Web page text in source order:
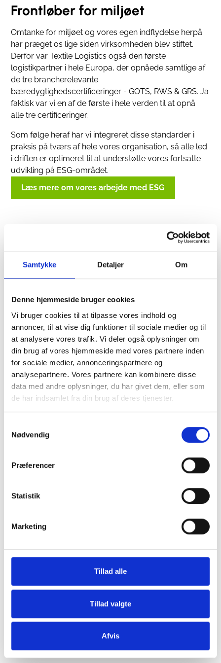
Samtykke Detaljer Om
Denne hjemmeside bruger cookies
Vi bruger cookies til at tilpasse vores indhold og
annoncer, til at vise dig funktioner til sociale medier og til
at analysere vores trafik. Vi deler også oplysninger om
din brug af vores hjemmeside med vores partnere inden
for sociale medier, annonceringspartnere og
analysepartnere. Vores partnere kan kombinere disse
data med andre oplysninger, du har givet dem, eller som
de har indsamlet fra din brug af deres tjenester.
Nødvendig
Præferencer
Statistik
Marketing
Tillad alle
Tillad valgte
Afvis
Frontløber for miljøet
Omtanke for miljøet og vores egen indflydelse herpå
har præget os lige siden virksomheden blev stiftet.
Derfor var Textile Logistics også den første
logistikpartner i hele Europa, der opnåede samtlige af
de tre brancherelevante
bæredygtighedscertificeringer - GOTS, RWS & GRS. Ja
faktisk var vi en af de første i hele verden til at opnå
alle tre certificeringer.
Som følge heraf har vi integreret disse standarder i
praksis på tværs af hele vores organisation, så alle led
i driften er optimeret til at understøtte vores fortsatte
udvikling på ESG-området.
Læs mere om vores arbejde med ESG
Certified by CONTROL UNION
License No. 1405423
Global Organic Textile Standard (GOTS)
Global Organic Textile Standard (GOTS) verificerer indholdet
af økologiske materialer og sikrer sporbarhed fra kilden til
Certified by CONTROL UNION
License No. 1405423
Responsible Wool Standard (RWS)
certificerede landbrug hele vejen frem til det færdige
produkt.
dyrevelfærd, jordforvaltning og øvrige kriterier fastsat i